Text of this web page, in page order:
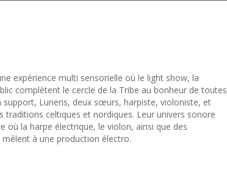
expérience multi sensorielle où le light show, la
complètent le cercle de la Tribe au bonheur de toutes
Luneris, deux sœurs, harpiste, violoniste, et
traditions celtiques et nordiques. Leur univers sonore
où la harpe électrique, le violon, ainsi que des
à une production électro.